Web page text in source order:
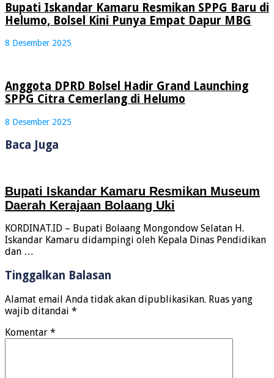
Bupati Iskandar Kamaru Resmikan SPPG Baru di
Helumo, Bolsel Kini Punya Empat Dapur MBG
8 Desember 2025
Anggota DPRD Bolsel Hadir Grand Launching
SPPG Citra Cemerlang di Helumo
8 Desember 2025
Baca Juga
Bupati Iskandar Kamaru Resmikan Museum
Daerah Kerajaan Bolaang Uki
KORDINAT.ID – Bupati Bolaang Mongondow Selatan H.
Iskandar Kamaru didampingi oleh Kepala Dinas Pendidikan
dan …
Tinggalkan Balasan
Alamat email Anda tidak akan dipublikasikan. Ruas yang
wajib ditandai *
Komentar *